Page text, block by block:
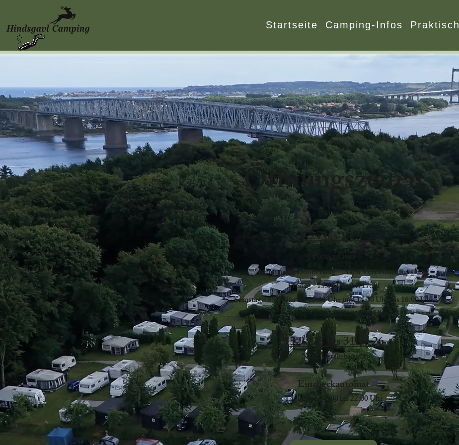
Startseite Camping-Infos Praktisch
Öffnungszeiten
1/4-25 bis 14/9-25
Rezeption
Montag bis Donnerstag - Nach Vereinbarung.
Freitag - 15:00 Uhr bis 17:30
Samstag - 8:00 Uhr bis 10:00 Uhr und 14:00 Uhr bis 16:00 Uhr
Sonntag - 8:00 Uhr bis 10:00 Uhr
15.9.-25 bis 31.3.-26
Nach Vereinbarung
Eincheckautomat
Täglich von 7:00 bis 22:00 Uhr